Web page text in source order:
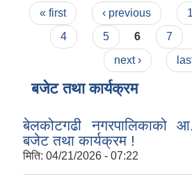
Pages
« first ‹ previous 1
4
5 6 7
next ›
बजेट तथा कार्यक्रम
बेलकोटगढी नगरपालिकाको
बजेट तथा कार्यक्रम !
मिति: 04/21/2026 - 07:22